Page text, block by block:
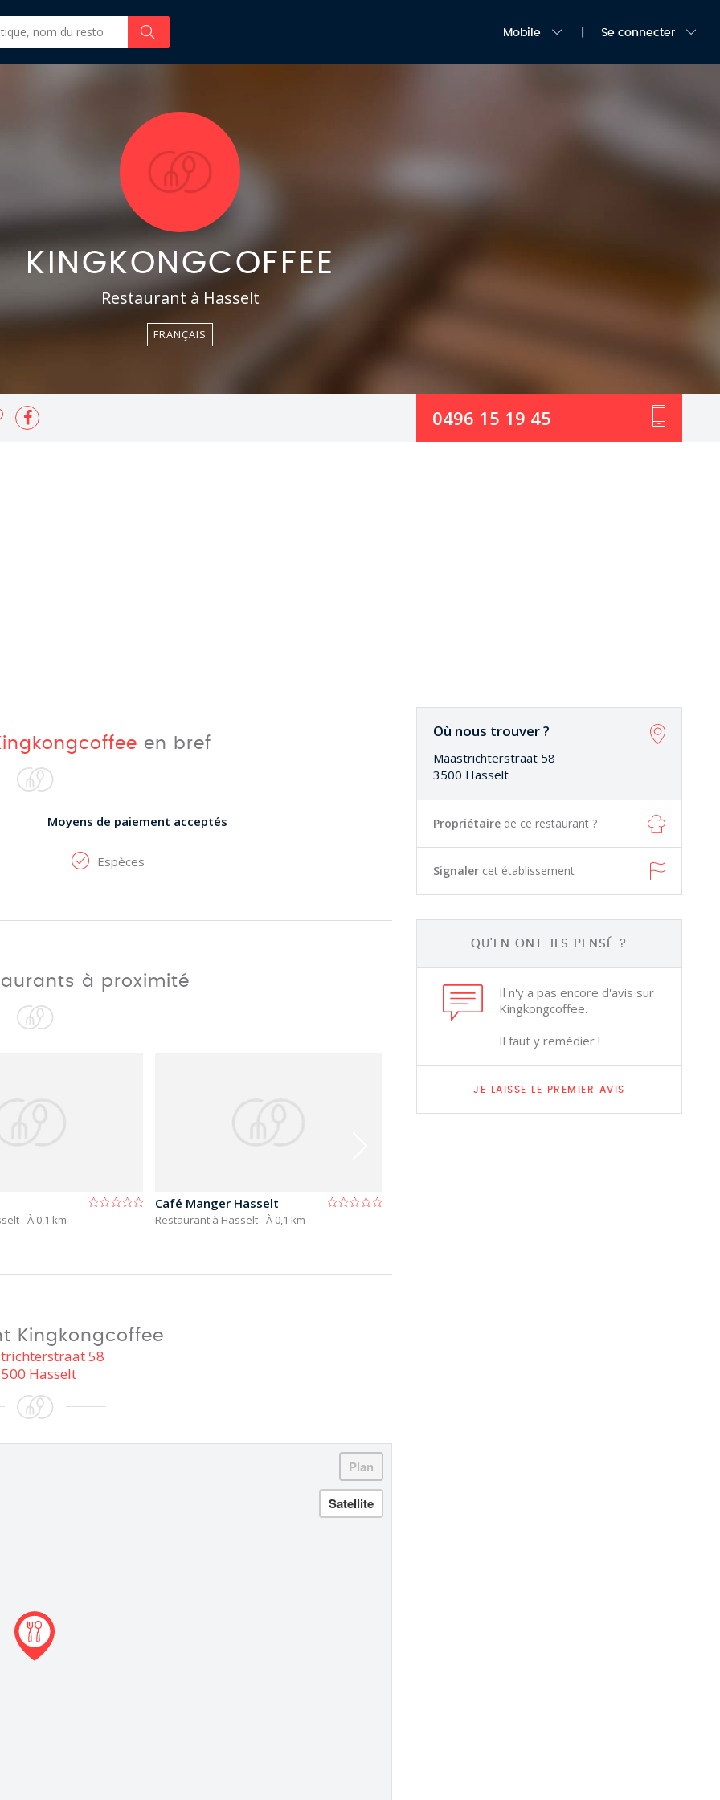
Mobile Se connecter
KINGKONGCOFFEE
Restaurant à Hasselt
FRANÇAIS
0496 15 19 45
Où nous trouver ?
Maastrichterstraat 58
3500 Hasselt
Propriétaire de ce restaurant ?
Signaler cet établissement
QU'EN ONT-ILS PENSÉ ?
Il n'y a pas encore d'avis sur
Kingkongcoffee.
Il faut y remédier !
JE LAISSE LE PREMIER AVIS
en bref
Moyens de paiement acceptés
Espèces
à proximité
- À 0,1 km
Café Manger Hasselt
Restaurant à Hasselt- À 0,1 km
Kingkongcoffee
58
Hasselt